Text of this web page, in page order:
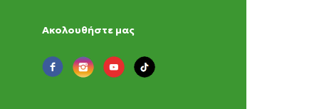
Ακολουθήστε μας